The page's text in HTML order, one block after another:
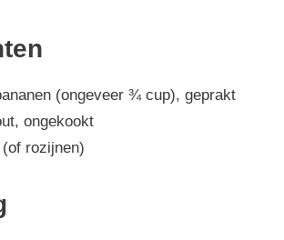
(ongeveer ¾ cup), geprakt
ongekookt
rozijnen)